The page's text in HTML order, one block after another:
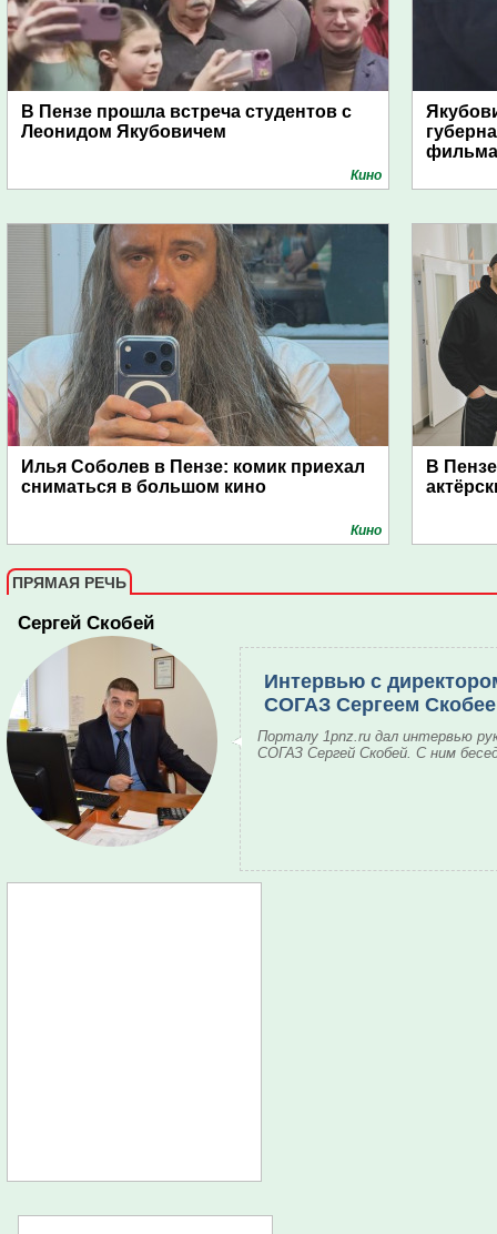
В Пензе прошла встреча студентов с
Леонидом Якубовичем
Кино
фильма
Илья Соболев в Пензе: комик приехал
сниматься в большом кино
Кино
В
ПРЯМАЯ РЕЧЬ
Сергей Скобей
Интервью с
СОГАЗ Сергеем
Порталу 1pnz.ru дал интервью
СОГАЗ Сергей Скобей. С ним